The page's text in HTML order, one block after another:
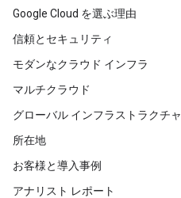
Google Cloud を選ぶ理由
信頼とセキュリティ
モダンなクラウド インフラ
マルチクラウド
グローバル インフラストラクチャ
所在地
お客様と導入事例
アナリスト レポート